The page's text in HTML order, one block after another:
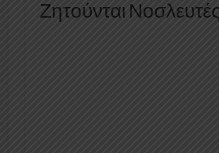
Ζητούνται